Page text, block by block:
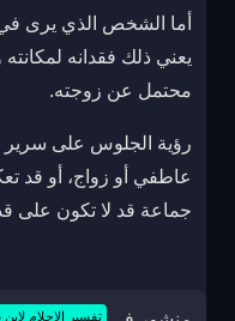
أما الشخص الذي يرى
يعني ذلك فقدانه
محتمل عن زوجته.
رؤية الجلوس على سرير
عاطفي أو زواج، أو قد
جماعة قد لا تكون على
تفسير الاحلام